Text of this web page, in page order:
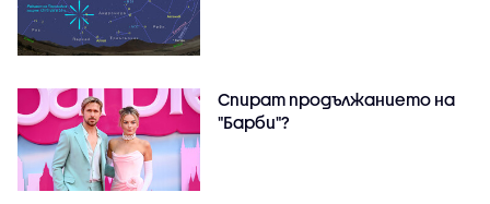
Спират продължанието на
"Барби"?